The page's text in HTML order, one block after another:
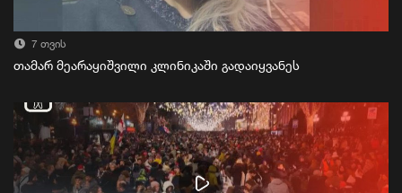
7 თვის
თამარ მეარაყიშვილი კლინიკაში გადაიყვანეს